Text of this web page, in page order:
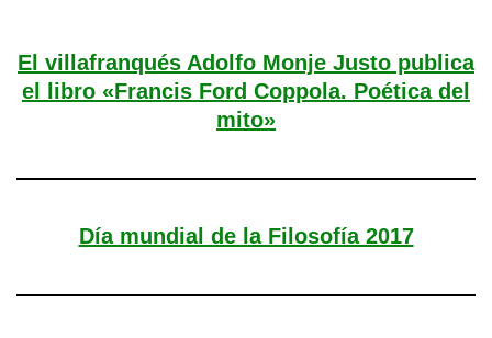
El villafranqués Adolfo Monje Justo publica
el libro «Francis Ford Coppola. Poética del
mito»
Día mundial de la Filosofía 2017